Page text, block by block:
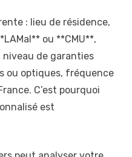
: lieu de résidence,
ou **CMU**,
de garanties
ou optiques, fréquence
C’est pourquoi
est